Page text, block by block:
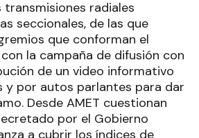
radiales
seccionales, de las que
que conforman el
la campaña de difusión con
de un video informativo
y por autos parlantes para dar
Desde AMET cuestionan
por el Gobierno
a cubrir los índices de